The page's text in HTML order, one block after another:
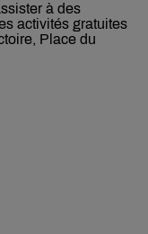
à des
activités gratuites
Place du